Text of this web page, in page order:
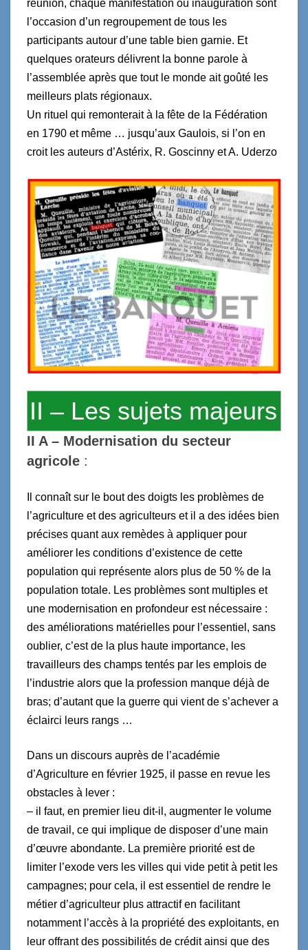
réunion, chaque manifestation ou inauguration sont
l’occasion d’un regroupement de tous les
participants autour d’une table bien garnie. Et
quelques orateurs délivrent la bonne parole à
l’assemblée après que tout le monde ait goûté les
meilleurs plats régionaux.
Un rituel qui remonterait à la fête de la Fédération
en 1790 et même … jusqu’aux Gaulois, si l’on en
croit les auteurs d’Astérix, R. Goscinny et A. Uderzo
II – Les sujets majeurs
II A – Modernisation du secteur
agricole :
Il connaît sur le bout des doigts les problèmes de
l’agriculture et des agriculteurs et il a des idées bien
précises quant aux remèdes à appliquer pour
améliorer les conditions d’existence de cette
population qui représente alors plus de 50 % de la
population totale. Les problèmes sont multiples et
une modernisation en profondeur est nécessaire :
des améliorations matérielles pour l’essentiel, sans
oublier, c’est de la plus haute importance, les
travailleurs des champs tentés par les emplois de
l’industrie alors que la profession manque déjà de
bras; d’autant que la guerre qui vient de s’achever a
éclairci leurs rangs …
Dans un discours auprès de l’académie
d’Agriculture en février 1925, il passe en revue les
obstacles à lever :
– il faut, en premier lieu dit-il, augmenter le volume
de travail, ce qui implique de disposer d’une main
d’œuvre abondante. La première priorité est de
limiter l’exode vers les villes qui vide petit à petit les
campagnes; pour cela, il est essentiel de rendre le
métier d’agriculteur plus attractif en facilitant
notamment l’accès à la propriété des exploitants, en
leur offrant des possibilités de crédit ainsi que des